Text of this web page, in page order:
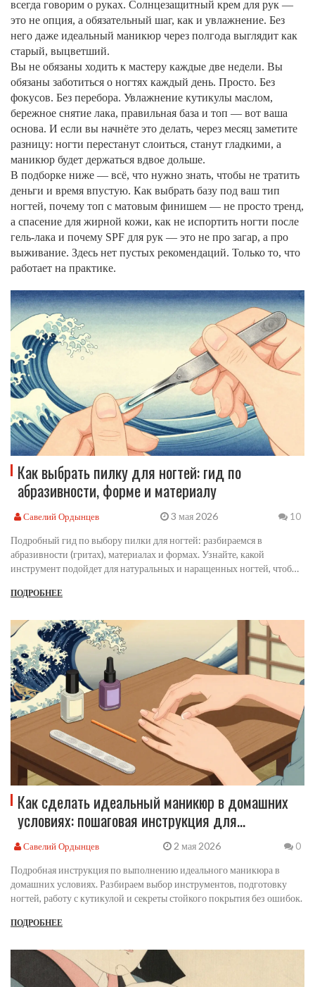
всегда говорим о руках. Солнцезащитный крем для рук —
это не опция, а обязательный шаг, как и увлажнение. Без
него даже идеальный маникюр через полгода выглядит как
старый, выцветший.
Вы не обязаны ходить к мастеру каждые две недели. Вы
обязаны заботиться о ногтях каждый день. Просто. Без
фокусов. Без перебора. Увлажнение кутикулы маслом,
бережное снятие лака, правильная база и топ — вот ваша
основа. И если вы начнёте это делать, через месяц заметите
разницу: ногти перестанут слоиться, станут гладкими, а
маникюр будет держаться вдвое дольше.
В подборке ниже — всё, что нужно знать, чтобы не тратить
деньги и время впустую. Как выбрать базу под ваш тип
ногтей, почему топ с матовым финишем — не просто тренд,
а спасение для жирной кожи, как не испортить ногти после
гель-лака и почему SPF для рук — это не про загар, а про
выживание. Здесь нет пустых рекомендаций. Только то, что
работает на практике.
Как выбрать пилку для ногтей: гид по
абразивности, форме и материалу
Савелий Ордынцев 3 мая 2026 10
Подробный гид по выбору пилки для ногтей: разбираемся в
абразивности (гритах), материалах и формах. Узнайте, какой
инструмент подойдет для натуральных и наращенных ногтей, чтобы
ПОДРОБНЕЕ
Как сделать идеальный маникюр в домашних
условиях: пошаговая инструкция для
начинающих
Савелий Ордынцев 2 мая 2026 0
Подробная инструкция по выполнению идеального маникюра в
домашних условиях. Разбираем выбор инструментов, подготовку
ногтей, работу с кутикулой и секреты стойкого покрытия без ошибок.
ПОДРОБНЕЕ